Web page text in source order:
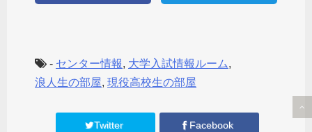
- センター情報, 大学入試情報ルーム,
浪人生の部屋, 現役高校生の部屋
Twitter Facebook